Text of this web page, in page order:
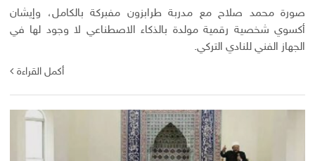
صورة محمد صلاح مع مدربة طرابزون مفبركة بالكامل، وإيشان
أكسوي شخصية رقمية مولدة بالذكاء الاصطناعي لا وجود لها في
الجهاز الفني للنادي التركي.
أكمل القراءة